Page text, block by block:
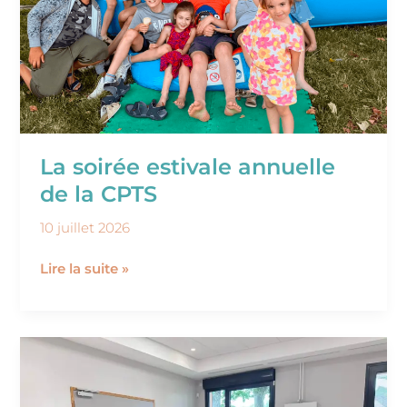
La soirée estivale annuelle
de la CPTS
10 juillet 2026
Lire la suite »
Retour
notre